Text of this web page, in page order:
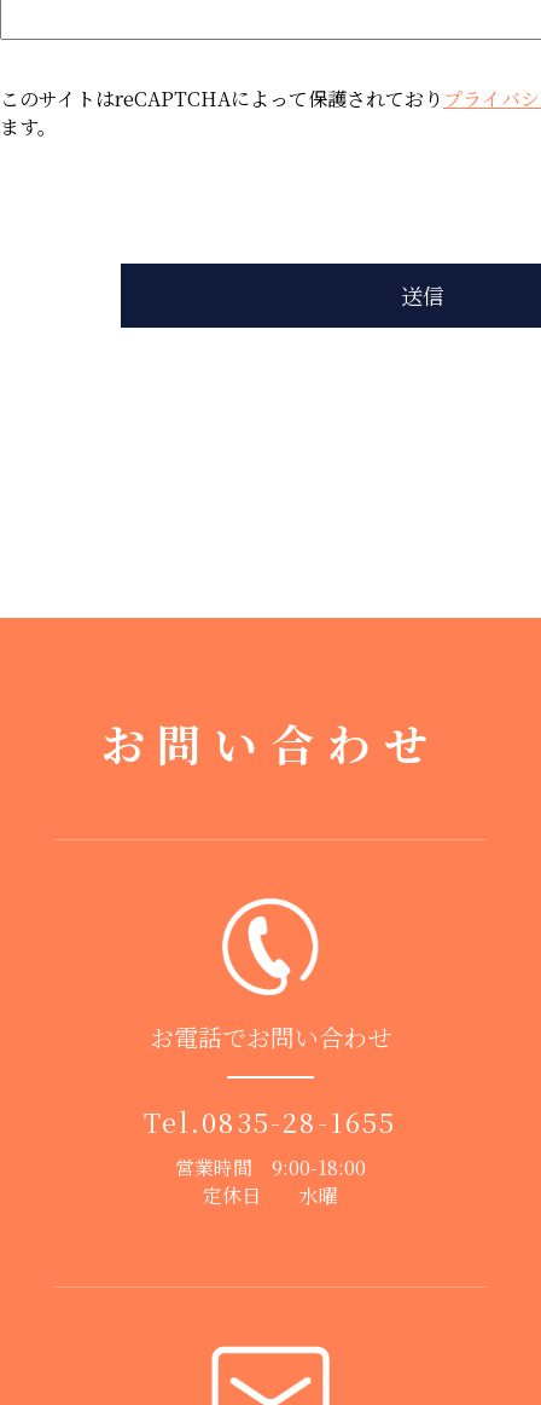
このサイトはreCAPTCHAによって保護されており プライバ
ます。
送信
お問い合わせ
お電話でお問い合わせ
Tel.0835-28-1655
営業時間 9:00-18:00
定休日 水曜